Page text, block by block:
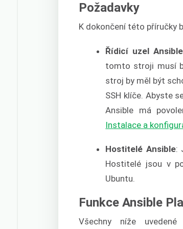
Požadavky
K dokončení této příručky
Řídicí uzel Ansible
tomto stroji musí
stroj by měl být
SSH klíče. Abyste
Ansible má
Instalace a
Hostitelé Ansible:
Hostitelé jsou v
Ubuntu.
Funkce Ansible
Všechny níže